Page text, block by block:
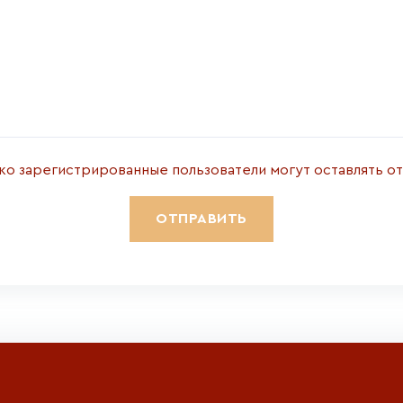
зарегистрированные пользователи могут оставлять